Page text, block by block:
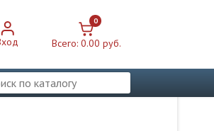
0
Всего: 0.00 pуб.